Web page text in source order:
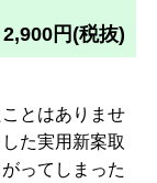
2,900円(税抜)
とはありませ
た実用新案取
ってしまった